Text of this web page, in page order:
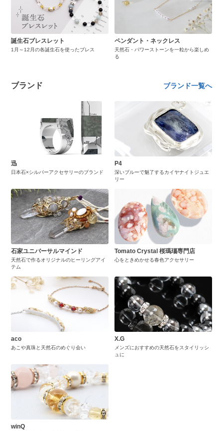
誕生石ブレスレット
1月～12月の各誕生石を使ったブレス
ペンダント・ネックレス
天然石・パワーストーンを一粒から楽しめ
る
ブランド ブランド一覧へ
迅
日本石×シルバーアクセサリーのブランド
P4
深いブルーで魅了するカイヤナイトジュエ
リー
石家ユニバーサルマインド
天然石で作るオリジナルのヒーリングアイ
テム
Tomato Crystal 桜瑪瑙専門店
心をときめかせる春色アクセサリー
aco
あこや真珠と天然石のめぐり会い
X.G
メンズにおすすめの天然石をスタイリッシ
ュに
winQ